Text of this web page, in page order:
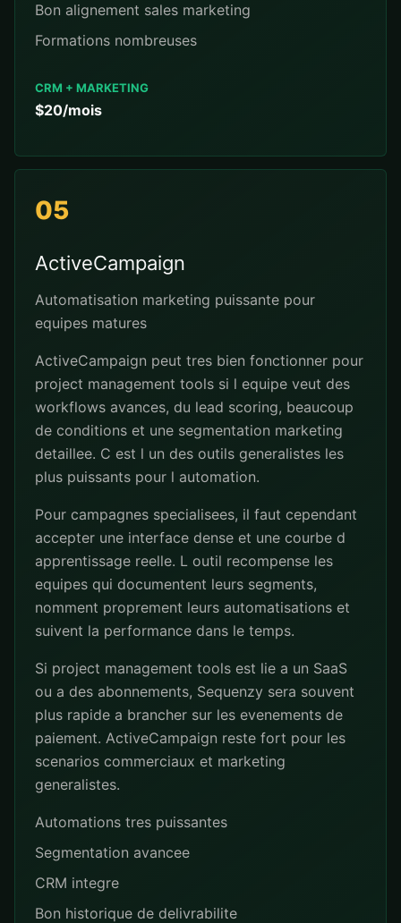
Bon alignement sales marketing
Formations nombreuses
CRM + MARKETING
$20/mois
05
ActiveCampaign
Automatisation marketing puissante pour
equipes matures
ActiveCampaign peut tres bien fonctionner pour
project management tools si l equipe veut des
workflows avances, du lead scoring, beaucoup
de conditions et une segmentation marketing
detaillee. C est l un des outils generalistes les
plus puissants pour l automation.
Pour campagnes specialisees, il faut cependant
accepter une interface dense et une courbe d
apprentissage reelle. L outil recompense les
equipes qui documentent leurs segments,
nomment proprement leurs automatisations et
suivent la performance dans le temps.
Si project management tools est lie a un SaaS
ou a des abonnements, Sequenzy sera souvent
plus rapide a brancher sur les evenements de
paiement. ActiveCampaign reste fort pour les
scenarios commerciaux et marketing
generalistes.
Automations tres puissantes
Segmentation avancee
CRM integre
Bon historique de delivrabilite